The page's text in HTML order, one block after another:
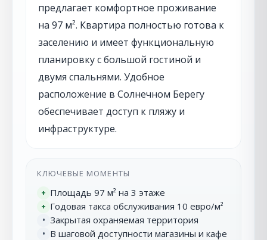
предлагает комфортное проживание
на 97 м². Квартира полностью готова к
заселению и имеет функциональную
планировку с большой гостиной и
двумя спальнями. Удобное
расположение в Солнечном Берегу
обеспечивает доступ к пляжу и
инфраструктуре.
КЛЮЧЕВЫЕ МОМЕНТЫ
+ Площадь 97 м² на 3 этаже
+ Годовая такса обслуживания 10 евро/м²
• Закрытая охраняемая территория
• В шаговой доступности магазины и кафе